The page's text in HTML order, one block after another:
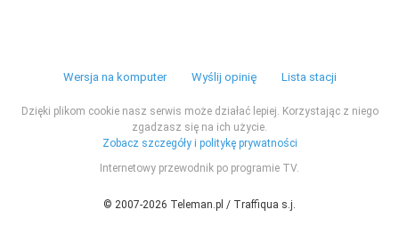
Wersja na komputer Wyślij opinię Lista stacji
Dzięki plikom cookie nasz serwis może działać lepiej. Korzystając z niego
zgadzasz się na ich użycie.
Zobacz szczegóły i politykę prywatności
Internetowy przewodnik po programie TV.
© 2007-2026 Teleman.pl / Traffiqua s.j.